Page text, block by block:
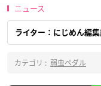
ニュース
ライター：にじめん編
カテゴリ : 弱虫ペダル